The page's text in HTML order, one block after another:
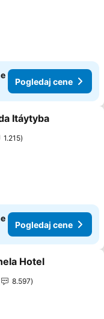
Pogledaj cene
favorite
Itáytyba
1.215
Pogledaj cene
favorite
Hotel
8.597